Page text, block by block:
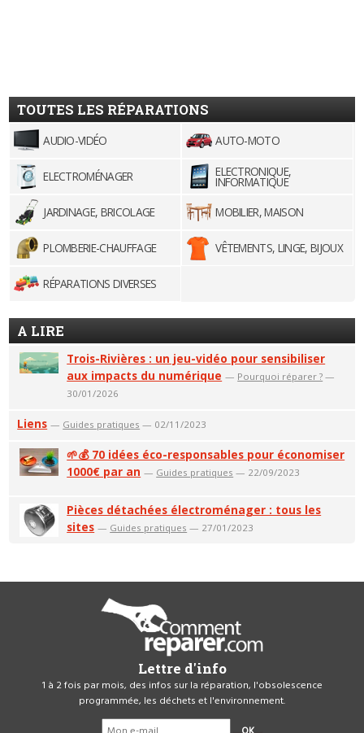
TOUTES LES RÉPARATIONS
AUDIO-VIDÉO AUTO-MOTO
ELECTROMÉNAGER ELECTRONIQUE,
INFORMATIQUE
JARDINAGE, BRICOLAGE
MOBILIER, MAISON
PLOMBERIE-CHAUFFAGE VÊTEMENTS, LINGE, BIJOUX
RÉPARATIONS DIVERSES
A LIRE
Trois-Rivières : un jeu-vidéo pour sensibiliser
aux impacts du numérique — Pourquoi réparer ? —
30/01/2026
Liens — Guides pratiques — 02/11/2023
🌱💰 70 idées éco-responsables pour économiser
1000€ par an — Guides pratiques — 22/09/2023
Pièces détachées électroménager : tous les
sites — Guides pratiques — 27/01/2023
Lettre d'info
1 à 2 fois par mois, des infos sur la réparation, l'obsolescence
programmée, les déchets et l'environnement.